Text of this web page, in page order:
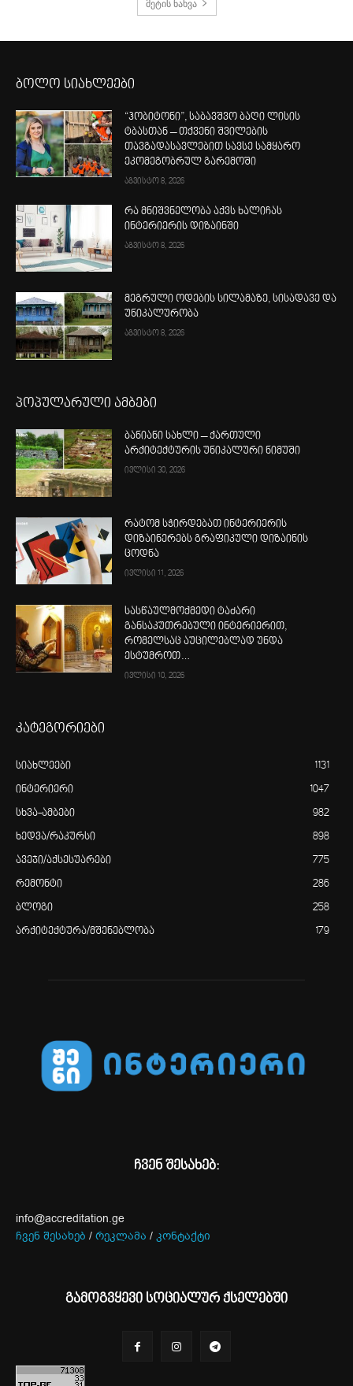
მეტის ნახვა
ბოლო სიახლეები
“ჰობიტონი”, საბავშვო ბაღი ლისის
ტბასთან – თქვენი შვილების
თავგადასავლებით სავსე სამყარო
ეკომეგობრულ გარემოში
აგვისტო 8, 2026
რა მნიშვნელობა აქვს ხალიჩას
ინტერიერის დიზაინში
აგვისტო 8, 2026
მეგრული ოდების სილამაზე, სისადავე და
უნიკალურობა
აგვისტო 8, 2026
პოპულარული ამბები
ბანიანი სახლი – ქართული
არქიტექტურის უნიკალური ნიმუში
ივლისი 30, 2026
რატომ სჭირდებათ ინტერიერის
დიზაინერებს გრაფიკული დიზაინის
ცოდნა
ივლისი 11, 2026
სასწაულმოქმედი ტაძარი
განსაკუთრებული ინტერიერით,
რომელსაც აუცილებლად უნდა
ესტუმროთ…
ივლისი 10, 2026
კატეგორიები
სიახლეები 1131
ინტერიერი 1047
სხვა-ამბები 982
ხედვა/რაკურსი 898
ავეჯი/აქსესუარები 775
რემონტი 286
ბლოგი 258
არქიტექტურა/მშენებლობა 179
ჩვენ შესახებ:
info@accreditation.ge
ჩვენ შესახებ / რეკლამა / კონტაქტი
გამოგვყევი სოციალურ ქსელებში